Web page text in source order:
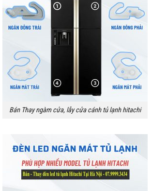
Bán Thay ngàm cửa, lẫy cửa cánh tủ lạnh hitachi